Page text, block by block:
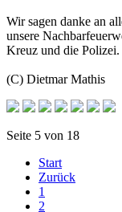
Wir sagen danke an
unsere
Kreuz und die Polizei.
(C) Dietmar Mathis
Seite 5 von 18
Start
Zurück
1
2